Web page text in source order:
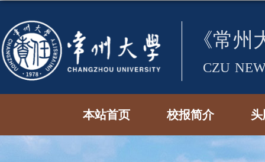
本站首页 校报简介